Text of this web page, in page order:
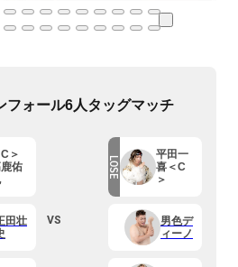
フォール6人タッグマッチ
C＞
佑
田壮
VS
LOSE
平田一
喜＜C
＞
男色デ
ィーノ